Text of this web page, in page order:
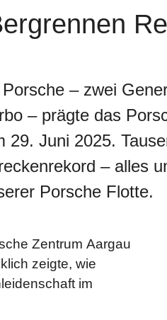
– zwei
– prägte das
29. Juni 2025.
– alles
Porsche Flotte.
Zentrum Aargau
zeigte, wie
im